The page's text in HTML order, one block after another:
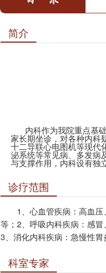
简介
内科作为我院重点基础
家长期坐诊，对各种内科
十二导联心电图机等现代
泌系统等常见病、多发病
与支撑作用，内科设有独
诊疗范围
1、心血管疾病：高血
等；2、呼吸内科疾病：感
3、消化内科疾病：急慢性
科室专家